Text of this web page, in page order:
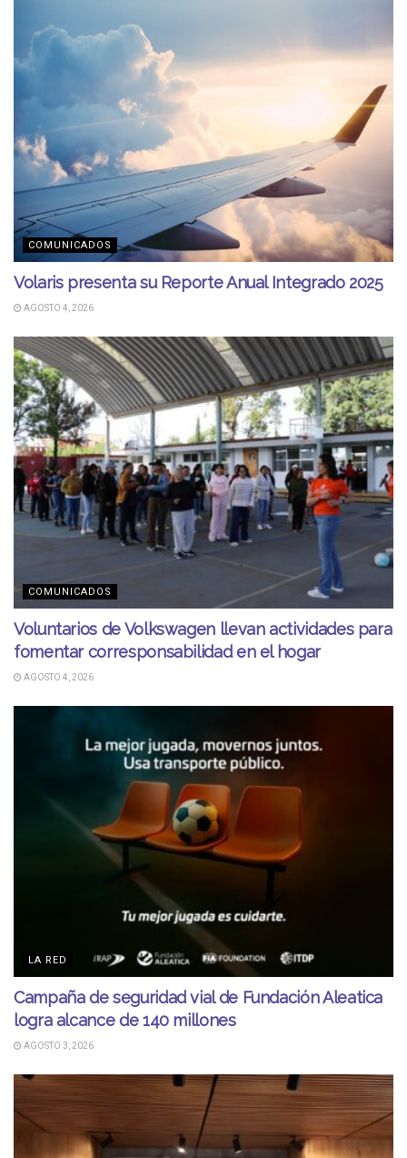
COMUNICADOS
Volaris presenta su Reporte Anual Integrado 2025
AGOSTO 4, 2026
COMUNICADOS
Voluntarios de Volkswagen llevan actividades para
fomentar corresponsabilidad en el hogar
AGOSTO 4, 2026
LA RED
Campaña de seguridad vial de Fundación Aleatica
logra alcance de 140 millones
AGOSTO 3, 2026